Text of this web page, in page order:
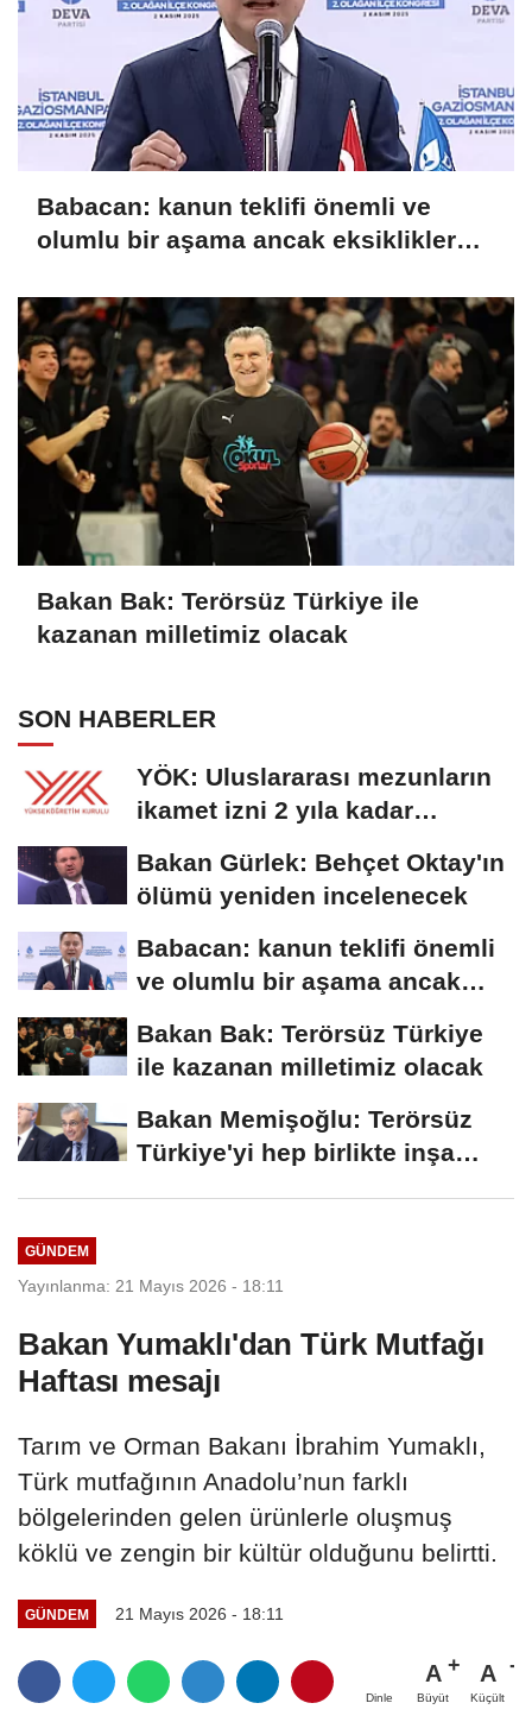
Babacan: kanun teklifi önemli ve
olumlu bir aşama ancak eksiklikler
Bakan Bak: Terörsüz Türkiye ile
kazanan milletimiz olacak
SON HABERLER
YÖK: Uluslararası mezunların
ikamet izni 2 yıla kadar
Bakan Gürlek: Behçet Oktay'ın
ölümü yeniden incelenecek
Babacan: kanun teklifi önemli
ve olumlu bir aşama ancak
Bakan Bak: Terörsüz Türkiye
ile kazanan milletimiz olacak
Bakan Memişoğlu: Terörsüz
Türkiye'yi hep birlikte inşa
GÜNDEM
Yayınlanma: 21 Mayıs 2026 - 18:11
Bakan Yumaklı'dan Türk Mutfağı
Haftası mesajı
Tarım ve Orman Bakanı İbrahim Yumaklı,
Türk mutfağının Anadolu’nun farklı
bölgelerinden gelen ürünlerle oluşmuş
köklü ve zengin bir kültür olduğunu belirtti.
GÜNDEM 21 Mayıs 2026 - 18:11
Dinle
A
Büyüt
A
Küçült